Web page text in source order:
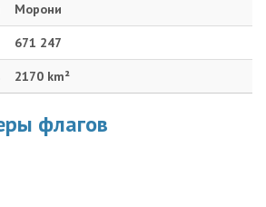
Морони
671 247
2170 km²
флагов